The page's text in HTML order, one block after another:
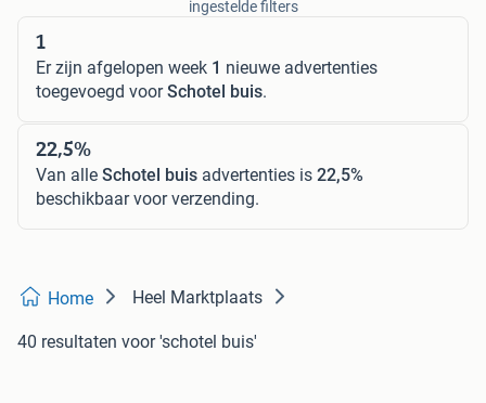
ingestelde filters
1
Er zijn afgelopen week 1 nieuwe advertenties
toegevoegd voorSchotel buis.
22,5%
Van alle Schotel buis advertenties is 22,5%
beschikbaar voor verzending.
Home Heel Marktplaats
40 resultaten voor 'schotel buis'